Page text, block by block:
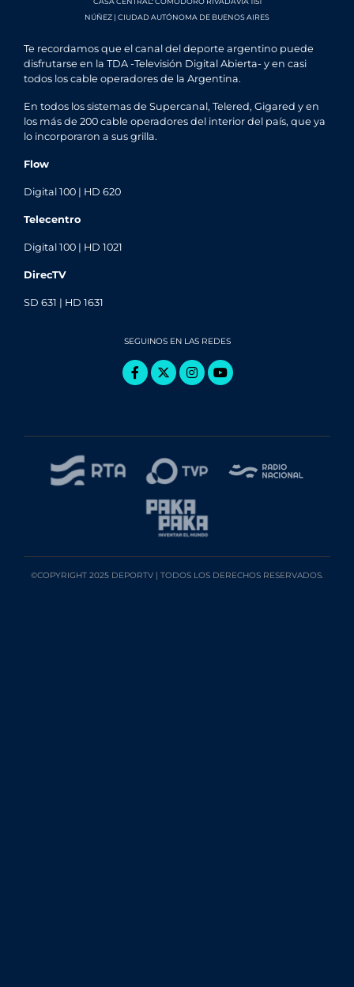
NÚÑEZ | CIUDAD AUTÓNOMA DE BUENOS AIRES
Te recordamos que el canal del deporte argentino puede
disfrutarse en la TDA -Televisión Digital Abierta- y en casi
todos los cable operadores de la Argentina.
En todos los sistemas de Supercanal, Telered, Gigared y en
los más de 200 cable operadores del interior del país, que ya
lo incorporaron a sus grilla.
Flow
Digital 100 | HD 620
Telecentro
Digital 100 | HD 1021
DirecTV
SD 631 | HD 1631
SEGUINOS EN LAS REDES
©COPYRIGHT 2025 DEPORTV | TODOS LOS DERECHOS RESERVADOS.